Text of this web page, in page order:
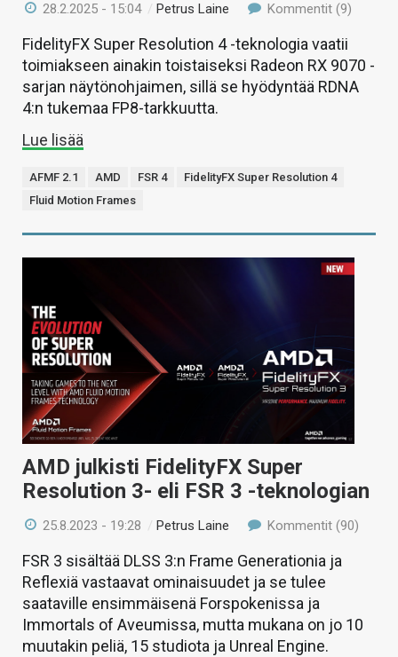
28.2.2025 - 15:04 /Petrus Laine Kommentit (9)
FidelityFX Super Resolution 4 -teknologia vaatii
toimiakseen ainakin toistaiseksi Radeon RX 9070 -
sarjan näytönohjaimen, sillä se hyödyntää RDNA
4:n tukemaa FP8-tarkkuutta.
Lue lisää
AFMF 2.1 AMD FSR 4
FidelityFX Super Resolution 4
Fluid Motion Frames
AMD julkisti FidelityFX Super
Resolution 3- eli FSR 3 -teknologian
25.8.2023 - 19:28 / Petrus Laine Kommentit (90)
FSR 3 sisältää DLSS 3:n Frame Generationia ja
Reflexiä vastaavat ominaisuudet ja se tulee
saataville ensimmäisenä Forspokenissa ja
Immortals of Aveumissa, mutta mukana on jo 10
muutakin peliä, 15 studiota ja Unreal Engine.